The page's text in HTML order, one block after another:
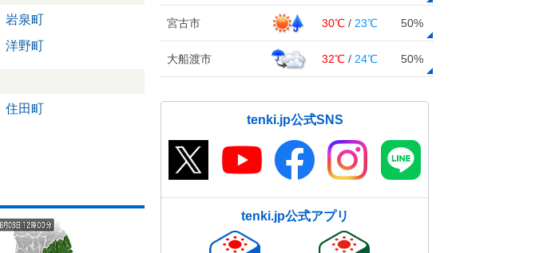
岩泉町
洋野町
住田町
宮古市 30℃ / 23℃ 50%
大船渡市 32℃ / 24℃ 50%
tenki.jp公式SNS
tenki.jp公式アプリ